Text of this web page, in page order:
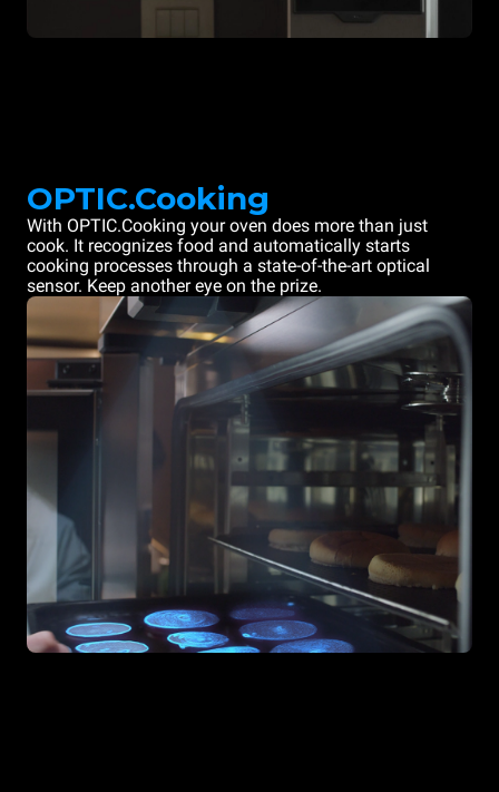
OPTIC.Cooking
With OPTIC.Cooking your oven does more than just
cook. It recognizes food and automatically starts
cooking processes through a state-of-the-art optical
sensor. Keep another eye on the prize.